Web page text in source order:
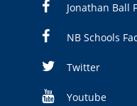
Jonathan Ball
NB Schools
Twitter
Youtube